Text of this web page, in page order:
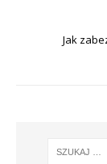
Jak